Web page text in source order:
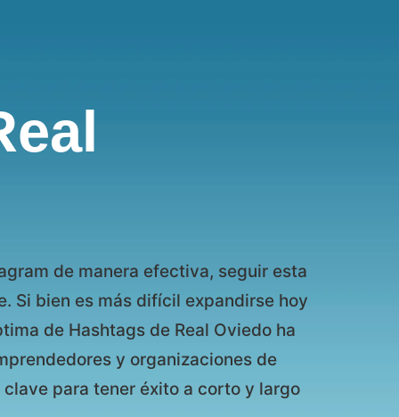
de manera efectiva, seguir esta
Si bien es más difícil expandirse hoy
de Hashtags de Real Oviedo ha
y organizaciones de
para tener éxito a corto y largo